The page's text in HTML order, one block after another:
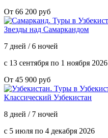
От 66 200 руб
Звезды над Самаркандом
7 дней / 6 ночей
с 13 сентября по 1 ноября 2026
От 45 900 руб
Классический Узбекистан
8 дней / 7 ночей
с 5 июля по 4 декабря 2026